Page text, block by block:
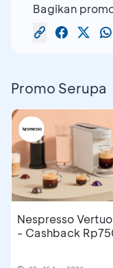
Bagikan
Promo Serupa
Nespresso
- Cashback